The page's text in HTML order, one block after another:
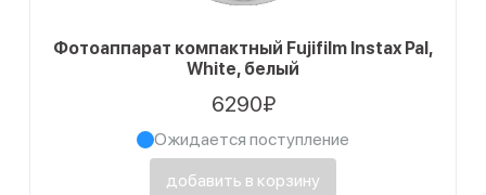
Фотоаппарат компактный Fujifilm Instax Pal,
White, белый
6290₽
Ожидается поступление
добавить в корзину